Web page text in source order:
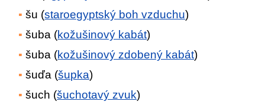
šu (staroegyptský boh vzduchu)
šuba (kožušinový kabát)
šuba (kožušinový zdobený kabát)
šuďa (šupka)
šuch (šuchotavý zvuk)